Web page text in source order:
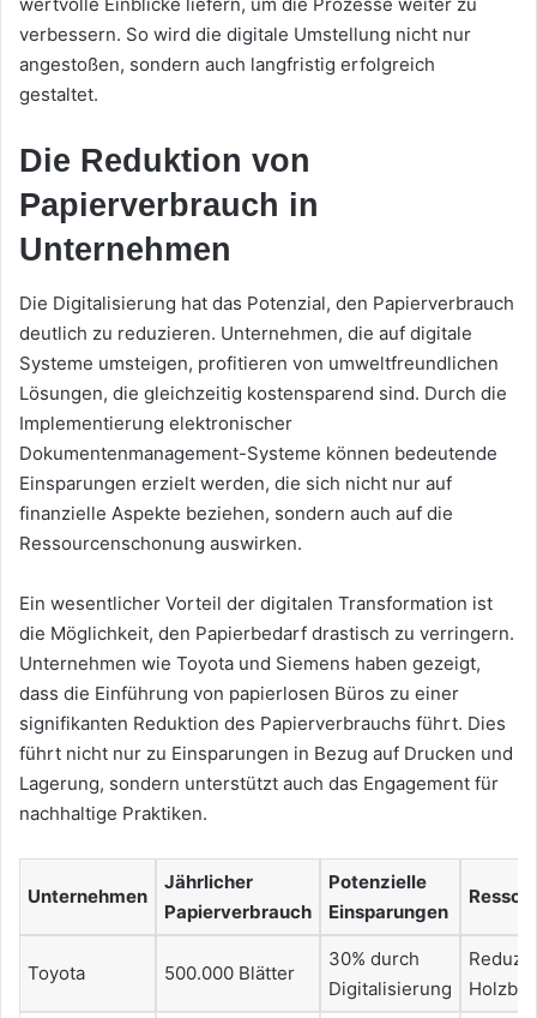
verbessern. So wird die digitale Umstellung nicht nur
angestoßen, sondern auch langfristig erfolgreich
gestaltet.
Die Reduktion von
Papierverbrauch in
Unternehmen
Die Digitalisierung hat das Potenzial, den Papierverbrauch
deutlich zu reduzieren. Unternehmen, die auf digitale
Systeme umsteigen, profitieren von umweltfreundlichen
Lösungen, die gleichzeitig kostensparend sind. Durch die
Implementierung elektronischer
Dokumentenmanagement-Systeme können bedeutende
Einsparungen erzielt werden, die sich nicht nur auf
finanzielle Aspekte beziehen, sondern auch auf die
Ressourcenschonung auswirken.
Ein wesentlicher Vorteil der digitalen Transformation ist
die Möglichkeit, den Papierbedarf drastisch zu verringern.
Unternehmen wie Toyota und Siemens haben gezeigt,
dass die Einführung von papierlosen Büros zu einer
signifikanten Reduktion des Papierverbrauchs führt. Dies
führt nicht nur zu Einsparungen in Bezug auf Drucken und
Lagerung, sondern unterstützt auch das Engagement für
nachhaltige Praktiken.
Unternehmen
Jährlicher
Papierverbrauch
Potenzielle
Einsparungen
Toyota 500.000 Blätter
30% durch
Digitalisierung